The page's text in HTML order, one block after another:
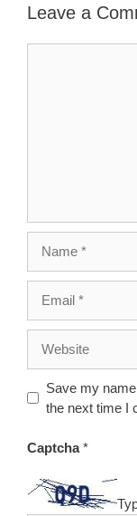
Leave a
Save my
the next time I
Captcha*